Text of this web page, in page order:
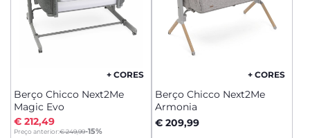
+ CORES
Berço Chicco Next2Me
Magic Evo
Preço anterior:€ 249,99-15%
to
€ 212,49
+ CORES
Berço Chicco Next2Me
Armonia
€ 209,99